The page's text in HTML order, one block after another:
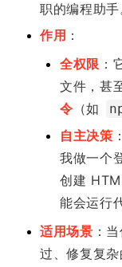
职的编程助手
作用 ：
全权限 ：
文件，甚
令 （如
自主决策
我做一个
创建
能会运行
适用场景 ：
过、修复复